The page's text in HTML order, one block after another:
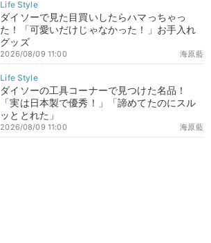
ダイソーで見た目買いしたらハマっちゃっ
た！「可愛いだけじゃなかった！」お手入れ
グッズ
海原藍
2026/08/09 11:00
ダイソーの工具コーナーで見つけた名品！
「実は日本製で優秀！」「諦めてたのにスル
ッととれた」
海原藍
2026/08/09 11:00